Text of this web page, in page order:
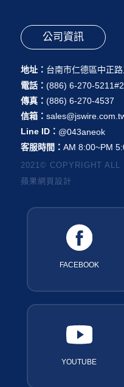
公司資訊
地址： 台南市仁德區中正
電話： (886) 6-270-
傳真： (886) 6-270-4537
信箱：
Line ID： @043aneok
客服時間： AM 8:00~PM
2021© COPYRIGHT ALL
蘋果網頁設計
FACEBOOK
YOUTUBE